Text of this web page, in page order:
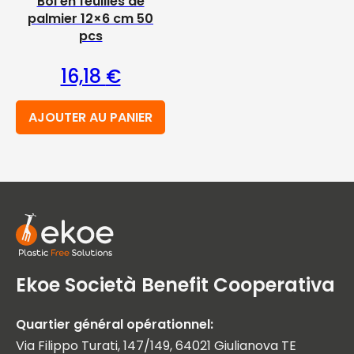
palmier 12×6 cm 50
pcs
16,18 €
AJOUTER AU PANIER
Ekoe Società Benefit Cooperativa
Quartier général opérationnel:
Via Filippo Turati, 147/149, 64021 Giulianova TE